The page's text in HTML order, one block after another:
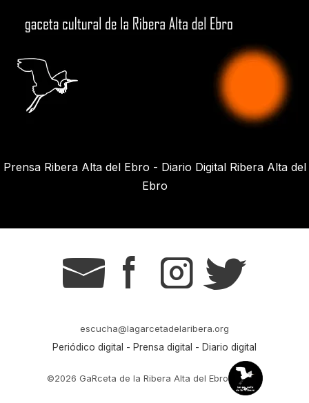
Prensa Ribera Alta del Ebro - Diario Digital Ribera Alta del
Ebro
g s t r
escucha@lagarcetadelaribera.org
Periódico digital - Prensa digital - Diario digital
©2026 GaRceta de la Ribera Alta del Ebro